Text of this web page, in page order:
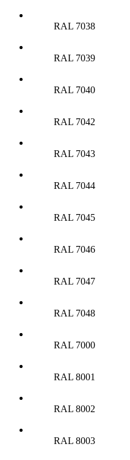
RAL 7038
RAL 7039
RAL 7040
RAL 7042
RAL 7043
RAL 7044
RAL 7045
RAL 7046
RAL 7047
RAL 7048
RAL 7000
RAL 8001
RAL 8002
RAL 8003